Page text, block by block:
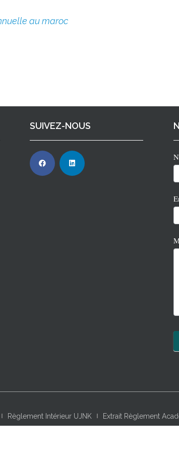
au maroc
SUIVEZ-NOUS
Règlement Intérieur UJNK Extrait Règlement